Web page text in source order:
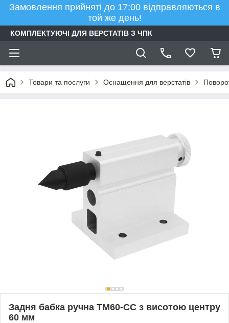
Замовлення прийняті до 17:00 відправляються в
той же день!
КОМПЛЕКТУЮЧІ ДЛЯ ВЕРСТАТІВ З ЧПК
Товари та послуги Оснащення для верстатів
Задня бабка ручна TM60-CC з висотою центру
60 мм